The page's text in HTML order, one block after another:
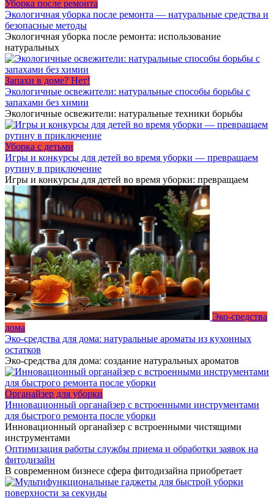
Уборка после ремонта
Экологичная уборка после ремонта — натуральные средства и
безопасные методы
Экологичная уборка после ремонта: использование
натуральных
Запахи в доме? Нет!
Экологичные освежители: натуральные способы борьбы с
запахами без химии
Экологичные освежители: натуральные техники борьбы
Уборка с детьми
Игры и конкурсы для детей во время уборки — превращаем
рутину в приключение
Игры и конкурсы для детей во время уборки: превращаем
Эко-средства
дома
Эко-средства для дома: натуральные ароматы из кухонных
остатков
Эко-средства для дома: создание натуральных ароматов
Органайзер для уборки
Инновационный органайзер с встроенными инструментами
для быстрого ремонта после уборки
Инновационный органайзер с встроенными чистящими
инструментами
Оптимизация работы службы приема и обработки заявок на
фитодизайн
В современном бизнесе сфера фитодизайна приобретает